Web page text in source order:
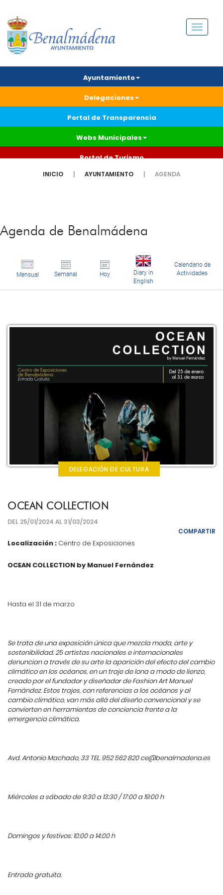
Menú
Ayuntamiento
Delegaciones
Portal de Transparencia
Webs Municipales
Portal de Turismo
INICIO AYUNTAMIENTO AGENDA
Agenda de Benalmádena
Mensual Semanal Hoy
Diary in
English
Calendario de
Actividades
DELEGACIÓN DE CULTURA
OCEAN COLLECTION
DEL 25/01/2024 AL 31/03/2024
COMPARTIR
Localización : Centro de Exposiciones
OCEAN COLLECTION by Manuel Fernández
Hasta el 31 de marzo
Se trata de una exposición única que mezcla moda, arte y
sostenibilidad. 25 artistas nacionales e internacionales
denuncian a través de su arte la aparición del efecto del cambio
climático en los océanos, en un traje de lona a modo de lienzo,
creado por el fundador y diseñador de Fashion Art Manuel
Fernández. Estos trajes, con referencias a los océanos y al
cambio climático, van más allá del diseño convencional y se
convierten en herramientas de conciencia frente a la
emergencia climática.
Avd. Antonio Machado, 33 TEL. 952 562 820ce@benalmadena.es
Miércoles a sábado de 9:30 a 13:30 / 17:00 a 19:00 h
Domingos y festivos: 10:00 a 14:00 h
Entrada gratuita.